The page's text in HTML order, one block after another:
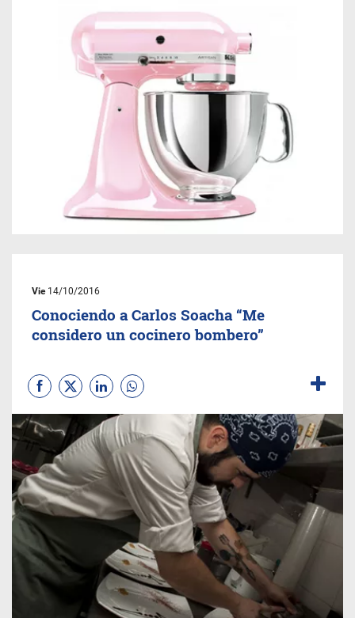
Vie14/10/2016
Conociendo a Carlos Soacha “Me
considero un cocinero bombero”